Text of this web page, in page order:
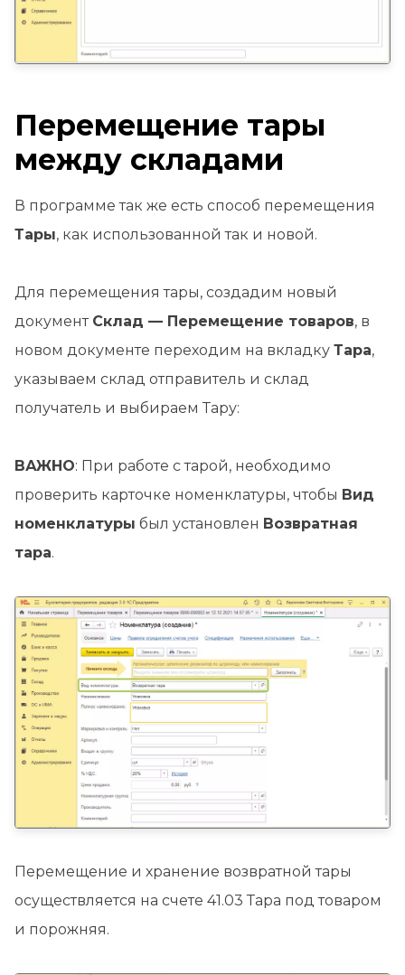
Перемещение тары
между складами
В программе так же есть способ перемещения
Тары, как использованной так и новой.
Для перемещения тары, создадим новый
документ Склад — Перемещение товаров, в
новом документе переходим на вкладку Тара,
указываем склад отправитель и склад
получатель и выбираем Тару:
ВАЖНО: При работе с тарой, необходимо
проверить карточке номенклатуры, чтобы Вид
номенклатуры был установлен Возвратная
тара.
Перемещение и хранение возвратной тары
осуществляется на счете 41.03 Тара под товаром
и порожняя.